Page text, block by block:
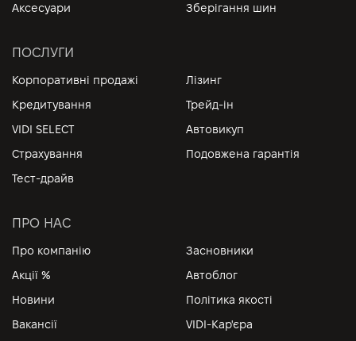
Аксесуари
Зберігання шин
ПОСЛУГИ
Корпоративні продажі
Лізинг
Кредитування
Трейд-ін
VIDI SELECT
Автовикуп
Страхування
Подовжена гарантія
Тест-драйв
ПРО НАС
Про компанію
Засновники
Акції %
Автоблог
Новини
Політика якості
Вакансії
VIDI-Кар'єра